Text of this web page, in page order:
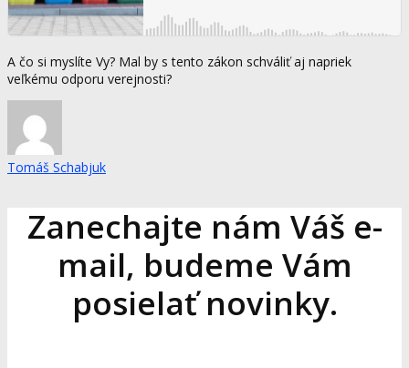
A čo si myslíte Vy? Mal by s tento zákon schváliť aj napriek
veľkému odporu verejnosti?
Tomáš Schabjuk
Zanechajte nám Váš e-
mail, budeme Vám
posielať novinky.